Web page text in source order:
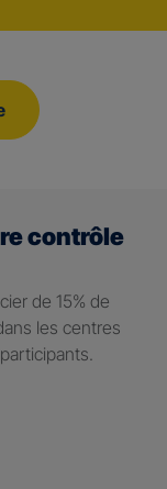
contrôle
de 15% de
les centres